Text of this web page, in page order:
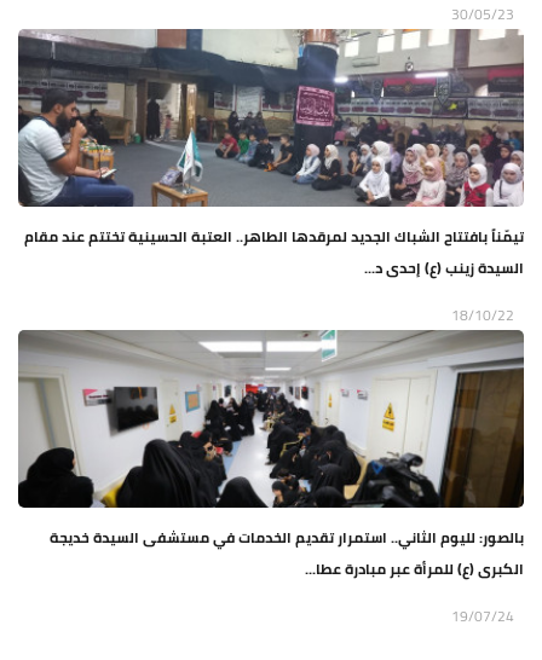
30/05/23
تيمّناً بافتتاح الشباك الجديد لمرقدها الطاهر.. العتبة الحسينية تختتم عند مقام
السيدة زينب (ع) إحدى د...
18/10/22
بالصور: لليوم الثاني.. استمرار تقديم الخدمات في مستشفى السيدة خديجة
الكبرى (ع) للمرأة عبر مبادرة عطا...
19/07/24